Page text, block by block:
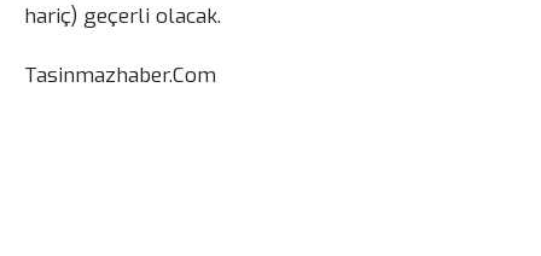
hariç) geçerli olacak.
Tasinmazhaber.Com